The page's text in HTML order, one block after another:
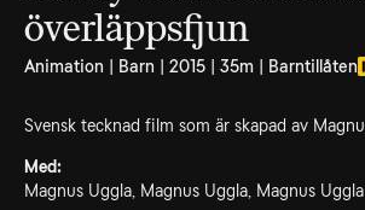
överläppsfjun
Animation | Barn | 2015 | 35m | Barntillåten
Svensk tecknad film som är skapad av
Med:
Magnus Uggla, Magnus Uggla, Magnus Uggla